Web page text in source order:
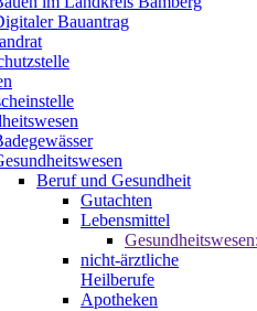
Bauantrag
Beruf und Gesundheit
Gutachten
Lebensmittel
nicht-ärztliche
Heilberufe
Apotheken